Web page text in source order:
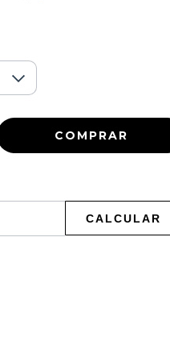
CALCULAR